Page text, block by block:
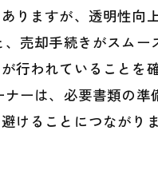
りますが、透明性向
売却手続きがスムー
行われていることを
ーは、必要書類の準
けることにつながりま